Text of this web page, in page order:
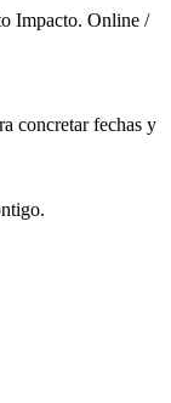
Impacto. Online /
concretar fechas y